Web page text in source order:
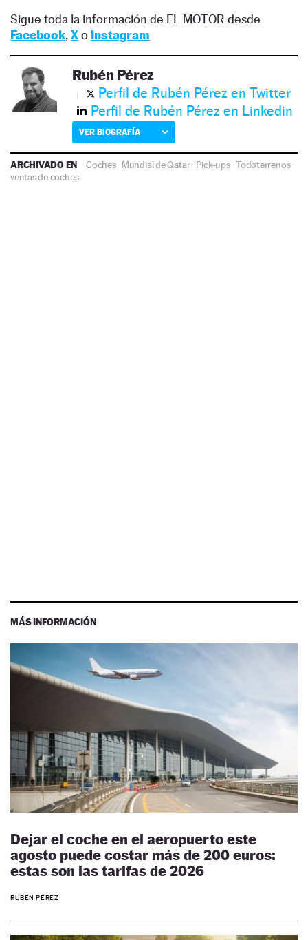
Sigue toda la información de EL MOTOR desde
Facebook, Xo Instagram
Rubén Pérez
Perfil de Rubén Pérez en Twitter
Perfil de Rubén Pérez en Linkedin
VER BIOGRAFÍA
ARCHIVADO EN Coches· Mundial de Qatar· Pick-ups·Todoterrenos·
ventas de coches
MÁS INFORMACIÓN
Dejar el coche en el aeropuerto este
agosto puede costar más de 200 euros:
estas son las tarifas de 2026
RUBÉN PÉREZ